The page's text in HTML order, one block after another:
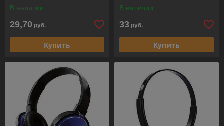
В наличии
29,70 руб.
Купить
В наличии
33 руб.
Купить